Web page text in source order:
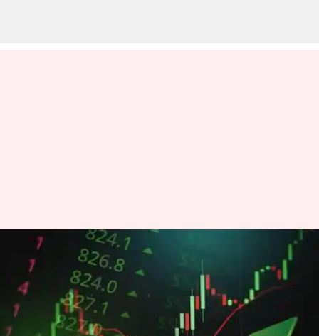
शेयर बाजार आज बढ़त के साथ बंद,
सेंसेक्स चढ़ा 193 अंक ऊपर
लेखन बिश्वजीत कुमार Jul 04, 2025 04:24 pm